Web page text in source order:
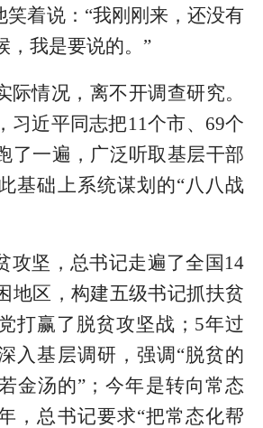
笑着说：“我刚刚来，还没有
，我是要说的。”
际情况，离不开调查研究。
习近平同志把11个市、69个
了一遍，广泛听取基层干部
基础上系统谋划的“八八战
攻坚，总书记走遍了全国14
地区，构建五级书记抓扶贫
打赢了脱贫攻坚战；5年过
入基层调研，强调“脱贫的
金汤的”；今年是转向常态
，总书记要求“把常态化帮